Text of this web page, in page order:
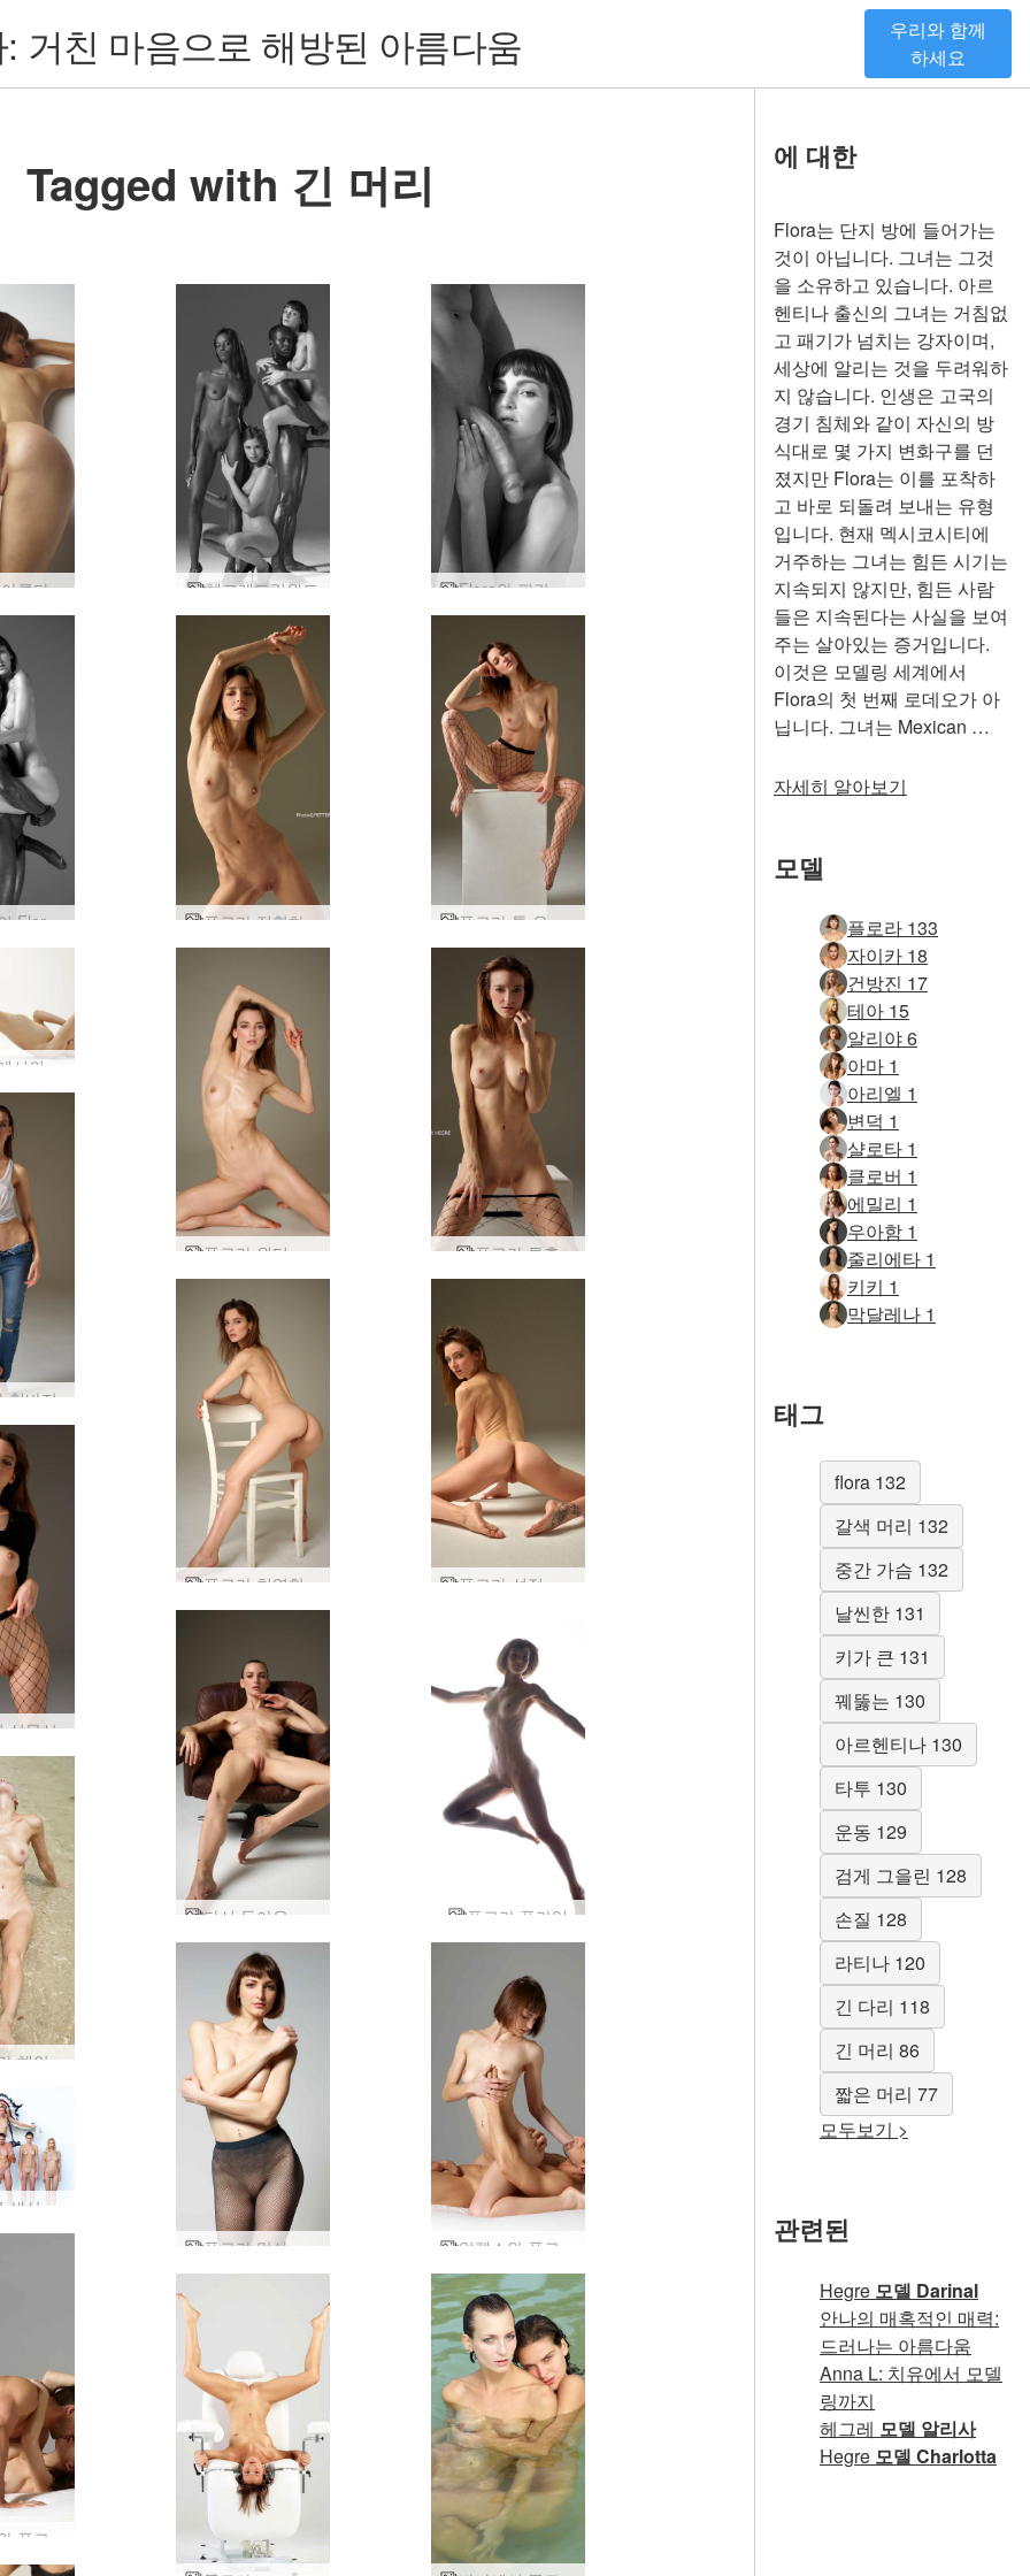
거친 마음으로 해방된 아름다움
우리와 함께
하세요
Tagged with 긴 머리
플로라 아름다운 엉덩이 헤그레드림월드 Flora와 핀란드의 Alex Tom이 2부를 추모합니다.
핀란드의 Flora와 Mike Tom이 1부를 추모합니다. 플로라 적합하고 재미 플로라 톤 유혹자
베를린에서의 플로라 사진 촬영
플로라 투혼
청바지
식물상
플로라 플라잉
해안
생산
에 대한
Flora는 단지 방에 들어가는
것이 아닙니다. 그녀는 그것
을 소유하고 있습니다. 아르
헨티나 출신의 그녀는 거침없
고 패기가 넘치는 강자이며,
세상에 알리는 것을 두려워하
지 않습니다. 인생은 고국의
경기 침체와 같이 자신의 방
식대로 몇 가지 변화구를 던
졌지만 Flora는 이를 포착하
고 바로 되돌려 보내는 유형
입니다. 현재 멕시코시티에
거주하는 그녀는 힘든 시기는
지속되지 않지만, 힘든 사람
들은 지속된다는 사실을 보여
주는 살아있는 증거입니다.
이것은 모델링 세계에서
Flora의 첫 번째 로데오가 아
닙니다. 그녀는 Mexican …
자세히 알아보기
모델
플로라 133
자이카 18
건방진 17
테아 15
알리야 6
아마 1
아리엘 1
변덕 1
샬로타 1
클로버 1
에밀리 1
우아함 1
줄리에타 1
키키 1
막달레나 1
태그
flora 132
갈색 머리 132
중간 가슴 132
날씬한 131
키가 큰 131
꿰뚫는 130
아르헨티나 130
타투 130
운동 129
검게 그을린 128
손질 128
라티나 120
긴 다리 118
긴 머리 86
짧은 머리 77
모두보기 >
관련된
Hegre 모델 Darinal
안나의 매혹적인 매력:
드러나는 아름다움
Anna L: 치유에서 모델
링까지
헤그레 모델 알리사
Hegre 모델 Charlotta